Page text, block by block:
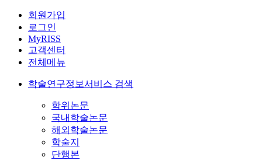
회원가입
로그인
MyRISS
고객센터
전체메뉴
학술연구정보서비스 검색
학위논문
국내학술논문
해외학술논문
학술지
단행본